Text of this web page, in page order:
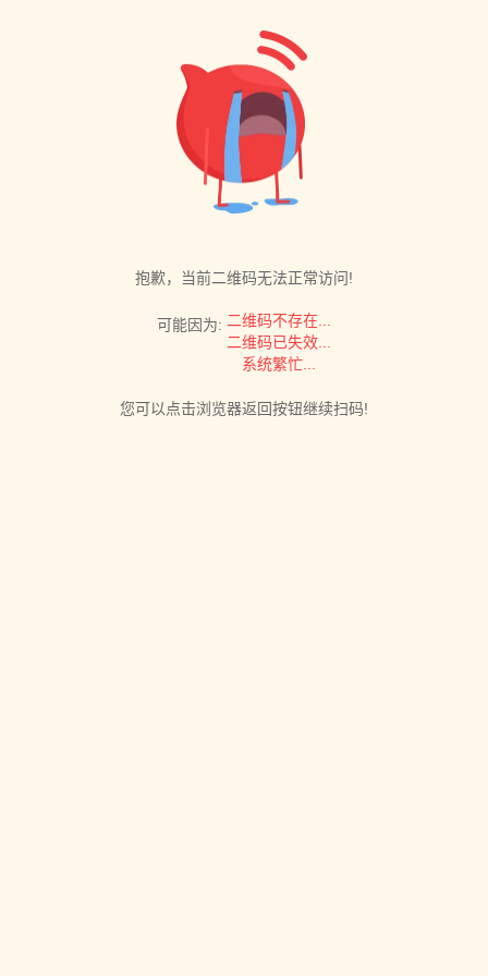
抱歉，当前二维码无法正常访问!
可能因为: 二维码不存在...
二维码已失效...
系统繁忙...
您可以点击浏览器返回按钮继续扫码!